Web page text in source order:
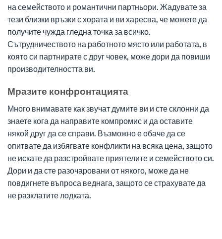
на семейството и романтични партньори. Жадувате за
тези близки връзки с хората и ви харесва, че можете да
получите чужда гледна точка за всичко.
Сътрудничеството на работното място или работата, в
която си партнирате с друг човек, може дори да повиши
производителността ви.
Мразите конфронтацията
Много внимавате как звучат думите ви и сте склонни да
знаете кога да направите компромис и да оставите
някой друг да се справи. Възможно е обаче да се
опитвате да избягвате конфликти на всяка цена, защото
не искате да разстройвате приятелите и семейството си.
Дори и да сте разочаровани от някого, може да не
повдигнете въпроса веднага, защото се страхувате да
не разклатите лодката.